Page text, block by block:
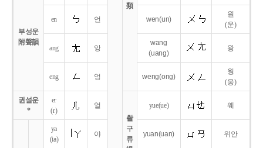
類
부성운
附聲韻
en 언 wen(un)
원
(운)
ang 앙
wang
(uang)
왕
eng 엉 weng(ong)
웡
(웅)
권설운
*
er
(r)
얼
촬
구
류
yue(ue) 웨
ya
(ia)
야 yuan(uan) 위안